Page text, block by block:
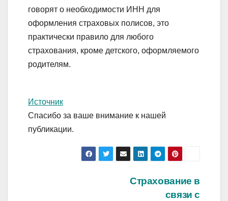
говорят о необходимости ИНН для
оформления страховых полисов, это
практически правило для любого
страхования, кроме детского, оформляемого
родителям.
Источник
Спасибо за ваше внимание к нашей
публикации.
Страхование в
связи с